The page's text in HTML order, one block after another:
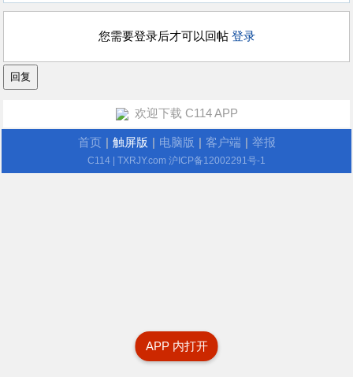
您需要登录后才可以回帖 登录
APP 内打开
欢迎下载 C114 APP
首页 触屏版 电脑版 客户端 举报
C114 | TXRJY.com 沪ICP备12002291号-1